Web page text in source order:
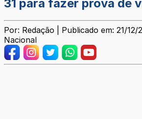
31 para fazer prova de
Por: Redação | Publicado em: 21/12/
Nacional